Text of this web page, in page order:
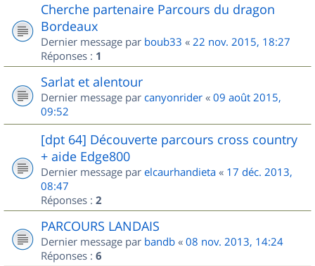
Cherche partenaire Parcours du dragon
Bordeaux
Dernier message par boub33 « 22 nov. 2015, 18:27
Réponses : 1
Sarlat et alentour
Dernier message par canyonrider « 09 août 2015,
09:52
[dpt 64] Découverte parcours cross country
+ aide Edge800
Dernier message par elcaurhandieta « 17 déc. 2013,
08:47
Réponses : 2
PARCOURS LANDAIS
Dernier message par bandb « 08 nov. 2013, 14:24
Réponses : 6